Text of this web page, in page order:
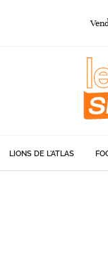
LIONS DE L'ATLAS